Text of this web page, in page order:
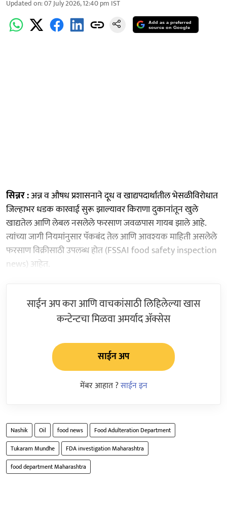
Updated on:07 July 2026, 12:40 pm IST
Add as a preferred
source on Google
सिन्नर :अन्न व औषध प्रशासनाने दूध व खाद्यपदार्थातील भेसळीविरोधात
जिल्हाभर धडक कारवाई सुरू झाल्यावर किराणा दुकानांतून खुले
खाद्यतेल आणि लेबल नसलेले फरसाण जवळपास गायब झाले आहे.
त्यांच्या जागी नियमांनुसार पॅकबंद तेल आणि आवश्यक माहिती असलेले
फरसाण विक्रीसाठी उपलब्ध होत (FSSAI food safety inspection
news) आहेत.
साईन अप करा आणि वाचकांसाठी लिहिलेल्या खास
कन्टेन्टचा मिळवा अमर्याद ॲक्सेस
साईन अप
मेंबर आहात ?साईन इन
Nashik Oil food news
Food Adulteration Department
Tukaram Mundhe
FDA investigation Maharashtra
food department Maharashtra